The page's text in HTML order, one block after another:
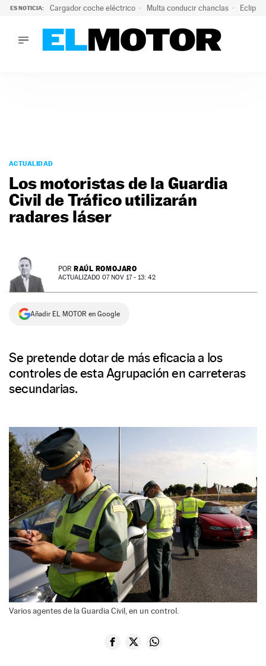
ES NOTICIA: Cargador coche eléctrico Multa conducir chanclas
PODCAST
MOTOS
TECNOLOGÍA
SUPERCOCHES
SERVICIOS
NEWSLETTER
SÍGUENOS
ACTUALIDAD
Los motoristas de la Guardia
Civil de Tráfico utilizarán
radares láser
POR RAÚL ROMOJARO
ACTUALIZADO 07 NOV 17 - 13: 42
Añadir EL MOTOR en Google
Se pretende dotar de más eficacia a los
controles de esta Agrupación en carreteras
secundarias.
Varios agentes de la Guardia Civil, en un control.